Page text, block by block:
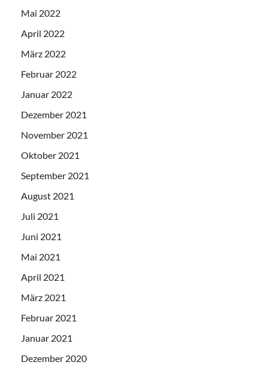
Mai 2022
April 2022
März 2022
Februar 2022
Januar 2022
Dezember 2021
November 2021
Oktober 2021
September 2021
August 2021
Juli 2021
Juni 2021
Mai 2021
April 2021
März 2021
Februar 2021
Januar 2021
Dezember 2020